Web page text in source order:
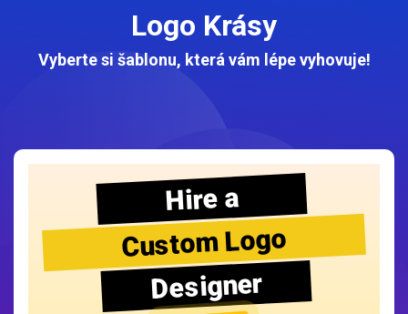
Logo Krásy
Vyberte si šablonu, která vám lépe vyhovuje!
Hire a
Custom Logo
Designer